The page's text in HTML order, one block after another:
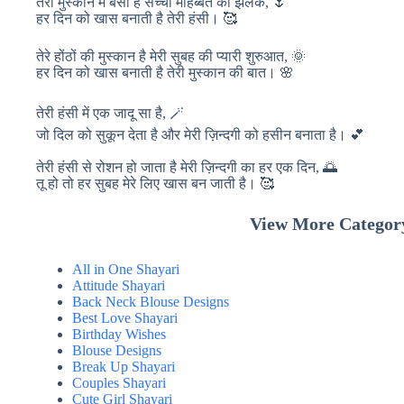
हर दिन को खास बनाती है तेरी हंसी। 🥰
तेरे होंठों की मुस्कान है मेरी सुबह की प्यारी शुरुआत, 🌞
हर दिन को खास बनाती है तेरी मुस्कान की बात। 🌸
तेरी हंसी में एक जादू सा है, 🪄
जो दिल को सुकून देता है और मेरी ज़िन्दगी को हसीन बनाता है। 💕
तेरी हंसी से रोशन हो जाता है मेरी ज़िन्दगी का हर एक दिन, 🌅
तू हो तो हर सुबह मेरे लिए खास बन जाती है। 🥰
View More
All in One Shayari
Attitude Shayari
Back Neck Blouse Designs
Best Love Shayari
Birthday Wishes
Blouse Designs
Break Up Shayari
Couples Shayari
Cute Girl Shayari